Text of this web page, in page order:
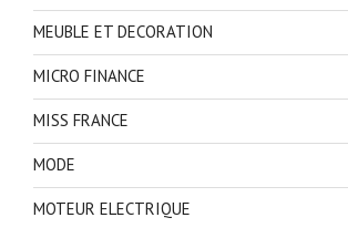
MEUBLE ET DECORATION
MICRO FINANCE
MISS FRANCE
MODE
MOTEUR ELECTRIQUE